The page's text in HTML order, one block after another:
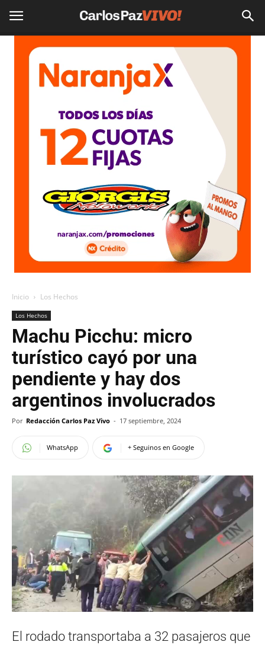
Inicio Los Hechos
Los Hechos
Machu Picchu: micro
turístico cayó por una
pendiente y hay dos
argentinos involucrados
Por Redacción Carlos Paz Vivo - 17 septiembre, 2024
WhatsApp + Seguinos en Google
El rodado transportaba a 32 pasajeros que